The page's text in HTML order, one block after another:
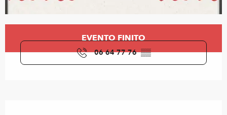
EVENTO FINITO
06 64 77 76▒▒